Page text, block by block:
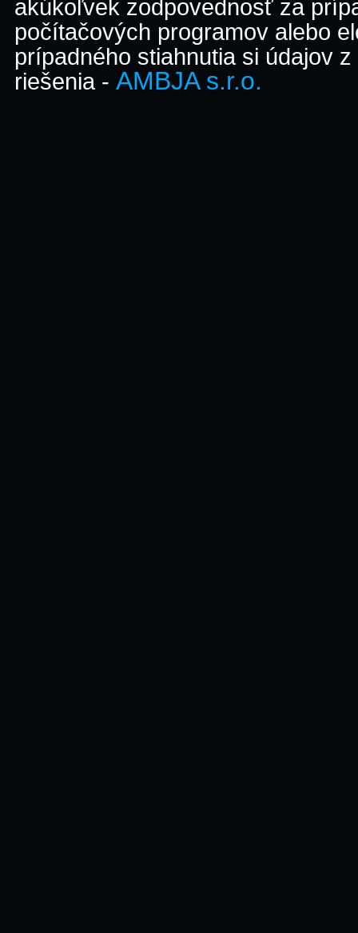
akúkoľvek zodpovednosť za
počítačových programov alebo
prípadného stiahnutia si údajov
riešenia - AMBJA s.r.o.